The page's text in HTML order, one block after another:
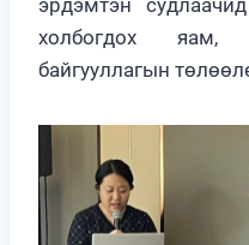
холбогдох яам,
байгууллагын